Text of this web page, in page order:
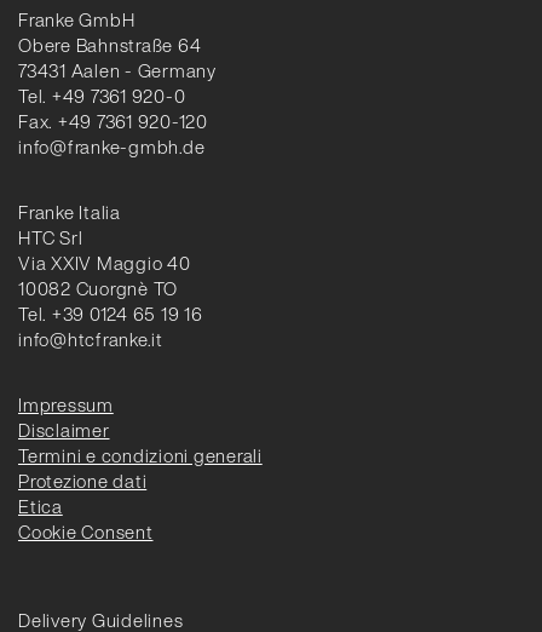
Franke GmbH
Obere Bahnstraße 64
73431 Aalen - Germany
Tel. +49 7361 920-0
Fax. +49 7361 920-120
info@franke-gmbh.de
Franke Italia
HTC Srl
Via XXIV Maggio 40
10082 Cuorgnè TO
Tel. +39 0124 65 19 16
info@htcfranke.it
Impressum
Disclaimer
Termini e condizioni generali
Protezione dati
Etica
Cookie Consent
Delivery Guidelines